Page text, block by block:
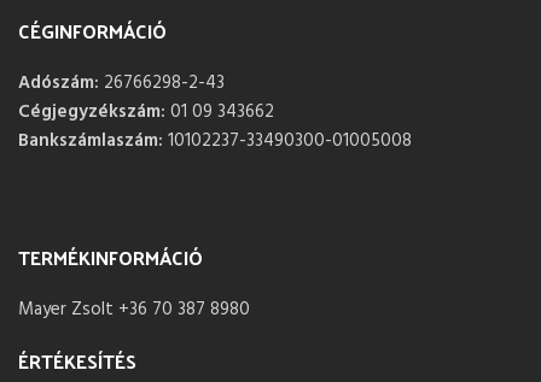
CÉGINFORMÁCIÓ
Adószám: 26766298-2-43
Cégjegyzékszám: 01 09 343662
Bankszámlaszám: 10102237-33490300-01005008
TERMÉKINFORMÁCIÓ
Mayer Zsolt +36 70 387 8980
ÉRTÉKESÍTÉS